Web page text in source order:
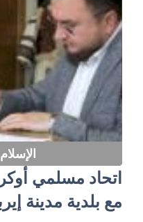
اتحاد مسلمي
مع بلدية مدينة